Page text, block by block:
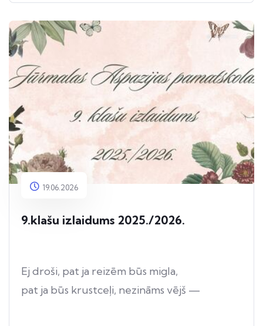
19.06.2026
9.klašu izlaidums 2025./2026.
Ej droši, pat ja reizēm būs migla,
pat ja būs krustceļi, nezināms vējš —